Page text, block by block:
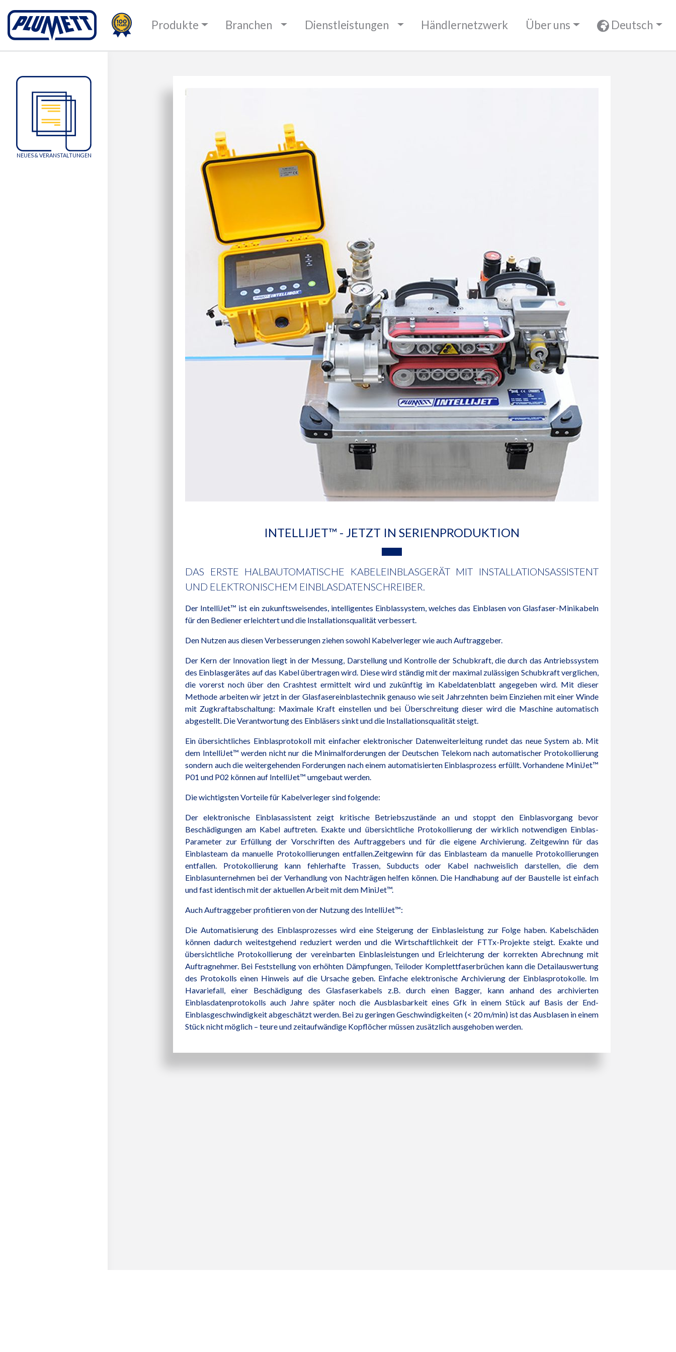
PLUMETT - PUSH THE BOUNDARIES
100TH
Produkte Branchen Dienstleistungen Händlernetzwerk Über uns
Change language Deutsch
NEUES & VERANSTALTUNGEN
INTELLIJET™ - JETZT IN SERIENPRODUKTION
DAS ERSTE HALBAUTOMATISCHE KABELEINBLASGERÄT MIT INSTALLATIONSASSISTENT
UND ELEKTRONISCHEM EINBLASDATENSCHREIBER.
Der IntelliJet™ ist ein zukunftsweisendes, intelligentes Einblassystem, welches das Einblasen von Glasfaser-Minikabeln
für den Bediener erleichtert und die Installationsqualität verbessert.
Den Nutzen aus diesen Verbesserungen ziehen sowohl Kabelverleger wie auch Auftraggeber.
Der Kern der Innovation liegt in der Messung, Darstellung und Kontrolle der Schubkraft, die durch das Antriebssystem
des Einblasgerätes auf das Kabel übertragen wird. Diese wird ständig mit der maximal zulässigen Schubkraft verglichen,
die vorerst noch über den Crashtest ermittelt wird und zukünftig im Kabeldatenblatt angegeben wird. Mit dieser
Methode arbeiten wir jetzt in der Glasfasereinblastechnik genauso wie seit Jahrzehnten beim Einziehen mit einer Winde
mit Zugkraftabschaltung: Maximale Kraft einstellen und bei Überschreitung dieser wird die Maschine automatisch
abgestellt. Die Verantwortung des Einbläsers sinkt und die Installationsqualität steigt.
Ein übersichtliches Einblasprotokoll mit einfacher elektronischer Datenweiterleitung rundet das neue System ab. Mit
dem IntelliJet™ werden nicht nur die Minimalforderungen der Deutschen Telekom nach automatischer Protokollierung
sondern auch die weitergehenden Forderungen nach einem automatisierten Einblasprozess erfüllt. Vorhandene MiniJet™
P01 und P02 können auf IntelliJet™ umgebaut werden.
Die wichtigsten Vorteile für Kabelverleger sind folgende:
Der elektronische Einblasassistent zeigt kritische Betriebszustände an und stoppt den Einblasvorgang bevor
Beschädigungen am Kabel auftreten. Exakte und übersichtliche Protokollierung der wirklich notwendigen Einblas-
Parameter zur Erfüllung der Vorschriften des Auftraggebers und für die eigene Archivierung. Zeitgewinn für das
Einblasteam da manuelle Protokollierungen entfallen.Zeitgewinn für das Einblasteam da manuelle Protokollierungen
entfallen. Protokollierung kann fehlerhafte Trassen, Subducts oder Kabel nachweislich darstellen, die dem
Einblasunternehmen bei der Verhandlung von Nachträgen helfen können. Die Handhabung auf der Baustelle ist einfach
und fast identisch mit der aktuellen Arbeit mit dem MiniJet™.
Auch Auftraggeber profitieren von der Nutzung des IntelliJet™:
Die Automatisierung des Einblasprozesses wird eine Steigerung der Einblasleistung zur Folge haben. Kabelschäden
können dadurch weitestgehend reduziert werden und die Wirtschaftlichkeit der FTTx-Projekte steigt. Exakte und
übersichtliche Protokollierung der vereinbarten Einblasleistungen und Erleichterung der korrekten Abrechnung mit
Auftragnehmer. Bei Feststellung von erhöhten Dämpfungen, Teiloder Komplettfaserbrüchen kann die Detailauswertung
des Protokolls einen Hinweis auf die Ursache geben. Einfache elektronische Archivierung der Einblasprotokolle. Im
Havariefall, einer Beschädigung des Glasfaserkabels z.B. durch einen Bagger, kann anhand des archivierten
Einblasdatenprotokolls auch Jahre später noch die Ausblasbarkeit eines Gfk in einem Stück auf Basis der End-
Einblasgeschwindigkeit abgeschätzt werden. Bei zu geringen Geschwindigkeiten (< 20 m/min) ist das Ausblasen in einem
Stück nicht möglich – teure und zeitaufwändige Kopflöcher müssen zusätzlich ausgehoben werden.